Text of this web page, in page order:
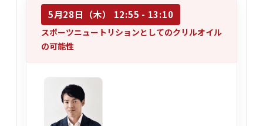
5月28日（木） 12:55 - 13:10
スポーツニュートリションとしてのクリルオイル
の可能性